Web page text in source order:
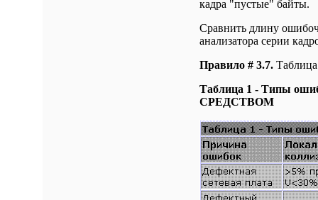
кадра "пустые" байты.
Сравнить длину
анализатора серии
Правило # 3.7.
Таблица 1 - Типы
СРЕДСТВОМ